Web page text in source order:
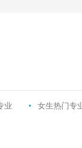
业 • 女生热门专